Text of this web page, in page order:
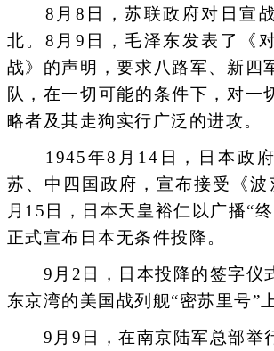
8月8日，苏联政府对日宣战
北。8月9日，毛泽东发表了《
战》的声明，要求八路军、新四
队，在一切可能的条件下，对一
略者及其走狗实行广泛的进攻。
1945年8月14日，日本政府
苏、中四国政府，宣布接受《波
月15日，日本天皇裕仁以广播“
正式宣布日本无条件投降。
9月2日，日本投降的签字仪
东京湾的美国战列舰“密苏里号”
9月9日，在南京陆军总部举